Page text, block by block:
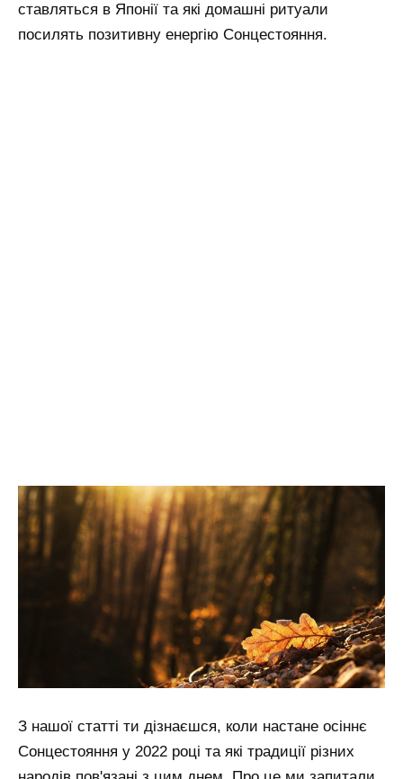
ставляться в Японії та які домашні ритуали
посилять позитивну енергію Сонцестояння.
З нашої статті ти дізнаєшся, коли настане осіннє
Сонцестояння у 2022 році та які традиції різних